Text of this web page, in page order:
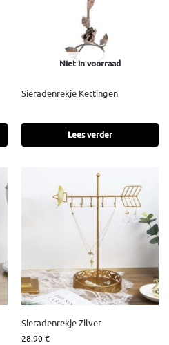
Niet in voorraad
Sieradenrekje Kettingen
Lees verder
Sieradenrekje Zilver
28.90€